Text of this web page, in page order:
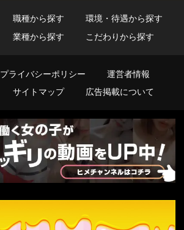
職種から探す
環境・待遇から探す
業種から探す こだわりから探す
プライバシーポリシー
運営者情報
サイトマップ 広告掲載について